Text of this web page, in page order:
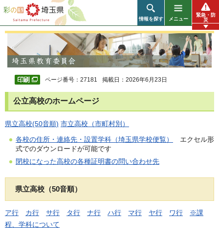
彩の国 埼玉県
情報を探す メニュー
緊急・防
災
ページ番号：27181 掲載日：2026年6月23日
公立高校のホームページ
県立高校(50音順) 市立高校（市町村別）
各校の住所・連絡先・設置学科（埼玉県学校便覧）
エクセル形
式でのダウンロードが可能です
閉校になった高校の各種証明書の問い合わせ先
県立高校（50音順）
ア行 カ行 サ行 タ行 ナ行 ハ行 マ行 ヤ行 ワ行
※課
程、学科について